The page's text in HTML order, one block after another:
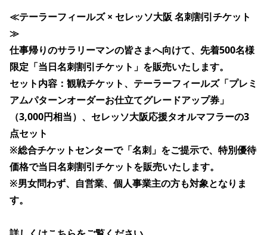
≪テーラーフィールズ × セレッソ大阪 名刺割引チケット
≫
仕事帰りのサラリーマンの皆さまへ向けて、先着500名様
限定「当日名刺割引チケット」を販売いたします。
セット内容：観戦チケット、テーラーフィールズ「プレミ
アムパターンオーダーお仕立てグレードアップ券」
（3,000円相当）、セレッソ大阪応援タオルマフラーの3
点セット
※総合チケットセンターで「名刺」をご提示で、特別優待
価格で当日名刺割引チケットを販売いたします。
※男女問わず、自営業、個人事業主の方も対象となりま
す。